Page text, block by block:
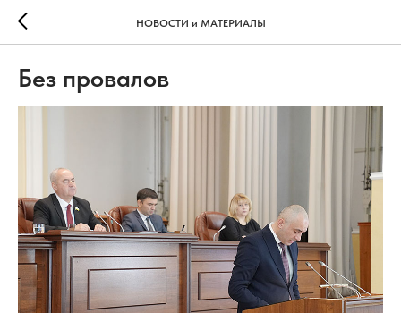
НОВОСТИ и МАТЕРИАЛЫ
Без провалов